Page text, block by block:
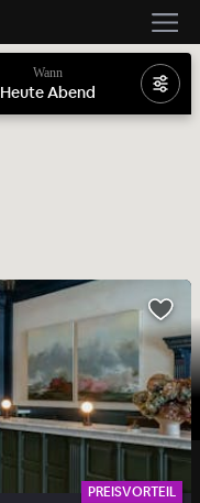
Wann
Heute Abend
PREISVORTEIL